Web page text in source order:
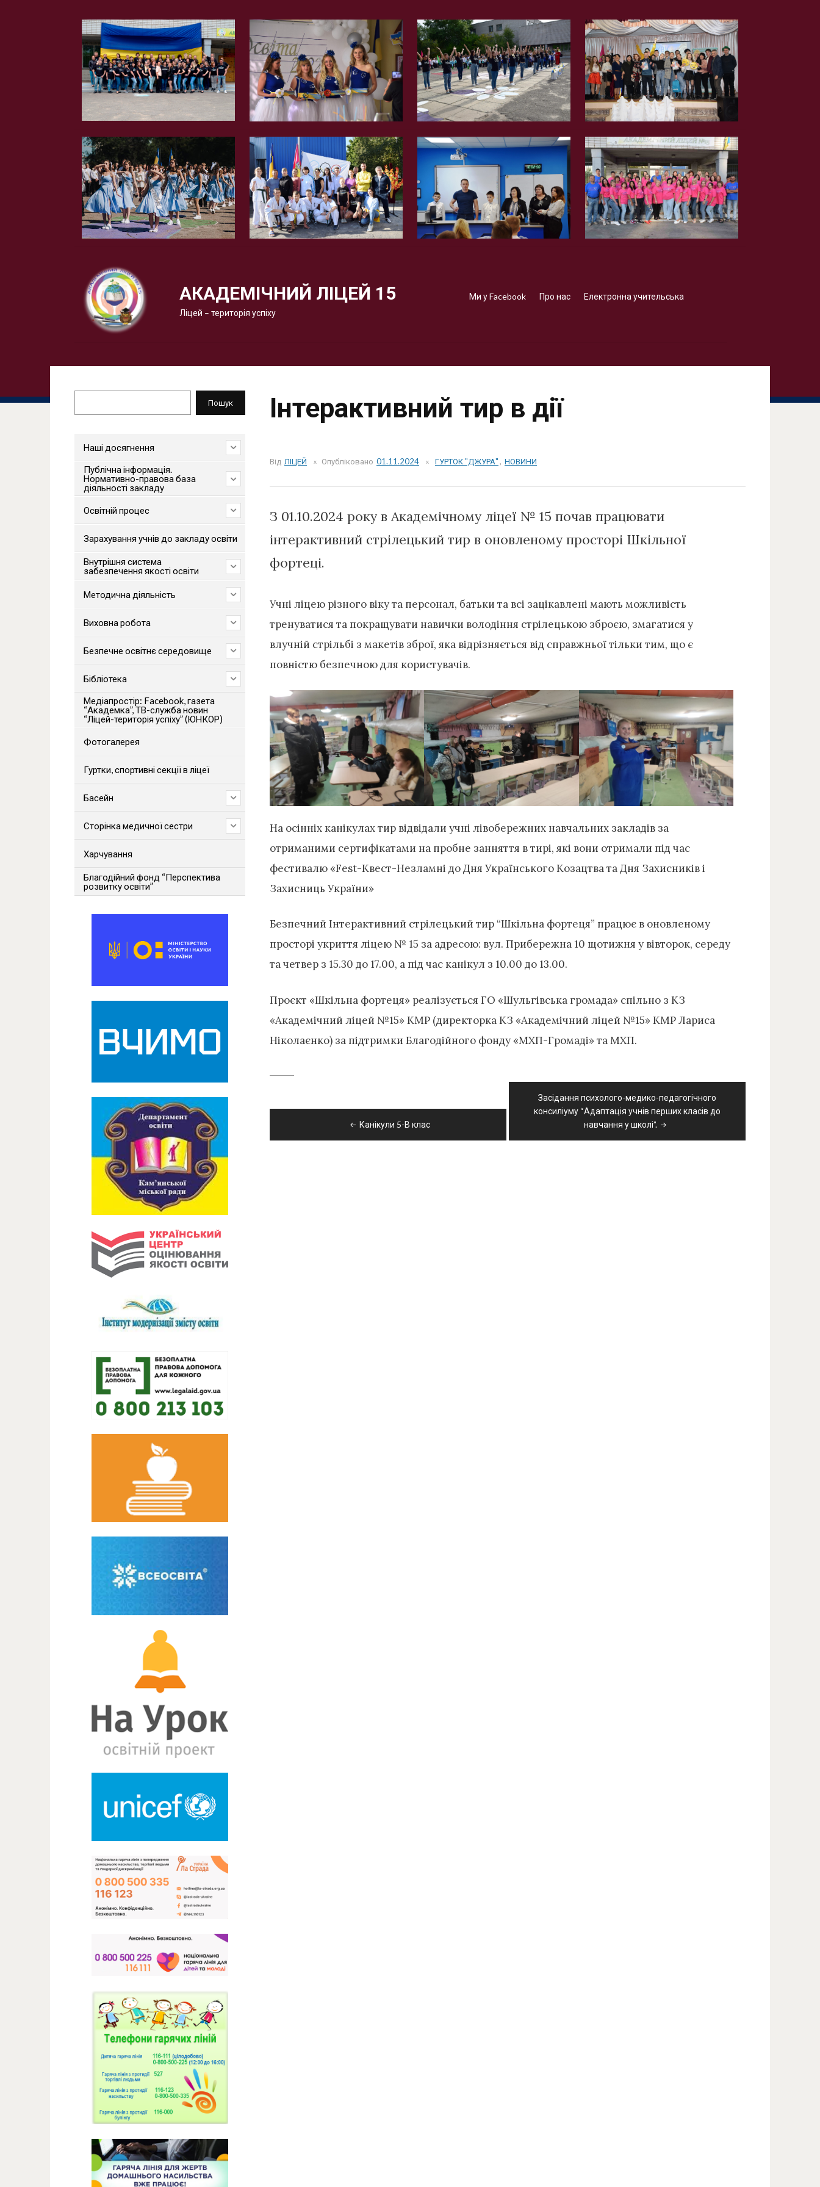
АКАДЕМІЧНИЙ ЛІЦЕЙ 15
Ліцей – територія успіху
Ми у Facebook Про нас Електронна учительська
Інтерактивний тир в дії
Від ЛІЦЕЙ Опубліковано 01.11.2024 ГУРТОК "ДЖУРА", НОВИНИ
З 01.10.2024 року в Академічному ліцеї № 15 почав працювати
інтерактивний стрілецький тир в оновленому просторі Шкільної
фортеці.
Учні ліцею різного віку та персонал, батьки та всі зацікавлені мають можливість
тренуватися та покращувати навички володіння стрілецькою зброєю, змагатися у
влучній стрільбі з макетів зброї, яка відрізняється від справжньої тільки тим, що є
повністю безпечною для користувачів.
На осінніх канікулах тир відвідали учні лівобережних навчальних закладів за
отриманими сертифікатами на пробне занняття в тирі, які вони отримали під час
фестивалю «Fest-Квест-Незламні до Дня Українського Козацтва та Дня Захисників і
Захисниць України»
Безпечний Інтерактивний стрілецький тир “Шкільна фортеця” працює в оновленому
просторі укриття ліцею № 15 за адресою: вул. Прибережна 10 щотижня у вівторок, середу
та четвер з 15.30 до 17.00, а під час канікул з 10.00 до 13.00.
Проєкт «Шкільна фортеця» реалізується ГО «Шульгівська громада» спільно з КЗ
«Академічний ліцей №15» КМР (директорка КЗ «Академічний ліцей №15» КМР Лариса
Ніколаєнко) за підтримки Благодійного фонду «МХП-Громаді» та МХП.
записів
Канікули 5-В клас
Засідання психолого-медико-педагогічного
консиліуму “Адаптація учнів перших класів до
навчання у школі”.
Пошук
Наші досягнення
Публічна інформація.
Нормативно-правова база
діяльності закладу
Освітній процес
Зарахування учнів до закладу освіти
Внутрішня система
забезпечення якості освіти
Методична діяльність
Виховна робота
Безпечне освітнє середовище
Бібліотека
Медіапростір: Facebook, газета
“Академка”, ТВ-служба новин
“Ліцей-територія успіху” (ЮНКОР)
Фотогалерея
Гуртки, спортивні секції в ліцеї
Басейн
Сторінка медичної сестри
Харчування
Благодійний фонд “Перспектива
розвитку освіти”